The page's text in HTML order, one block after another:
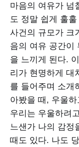
마음의 여유가 넘
도 정말 쉽게 훌
사건의 규모가 크
음의 여유 공간이
을 느끼게 된다.
리가 현명하게 대
를 들어주며 소개
아봤을 때, 우울
우리는 우울하려
느샌가 나의 감정
때도 있다. 나도